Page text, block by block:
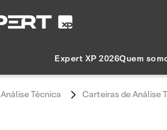
Expert XP 2026Quem
Análise Técnica Carteiras de Análise